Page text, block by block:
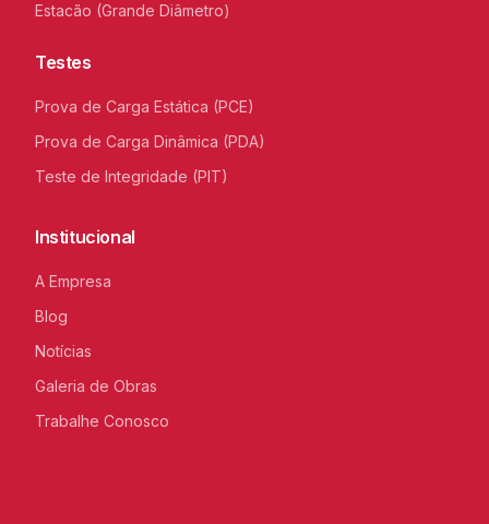
Estacão (Grande Diâmetro)
Testes
Prova de Carga Estática (PCE)
Prova de Carga Dinâmica (PDA)
Teste de Integridade (PIT)
Institucional
A Empresa
Blog
Notícias
Galeria de Obras
Trabalhe Conosco